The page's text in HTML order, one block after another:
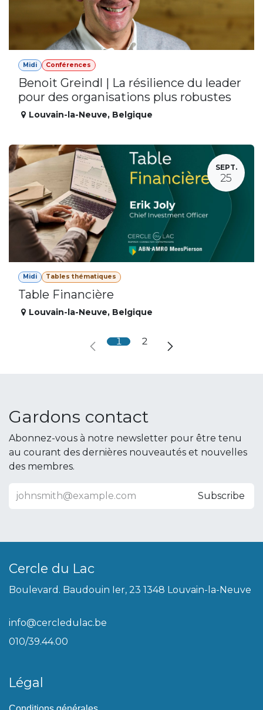
Midi Conférences
Benoit Greindl | La résilience du leader
pour des organisations plus robustes
Louvain-la-Neuve, Belgique
SEPT.
25
Midi Tables thématiques
Table Financière
Louvain-la-Neuve, Belgique
1 2
Gardons contact
Abonnez-vous à notre newsletter pour être tenu
au courant des dernières nouveautés et nouvelles
des membres.
Subscribe
Cercle du Lac
Boulevard. Baudouin Ier, 23 1348 Louvain-la-Neuve
info@cercledulac.be
010/39.44.00
Légal